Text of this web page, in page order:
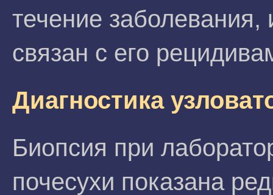
течение заболевания,
связан с его
Диагностика
Биопсия при
почесухи показана